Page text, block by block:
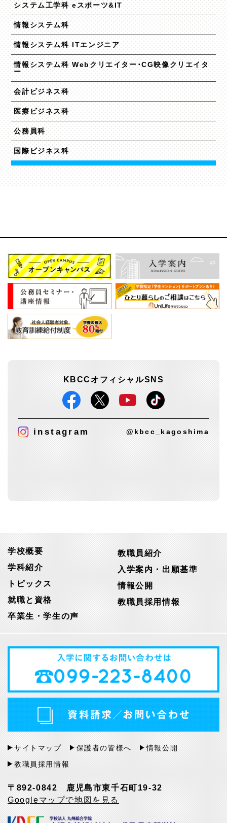
システム工学科 eスポーツ&IT
情報システム科
情報システム科 ITエンジニア
情報システム科 Webクリエイター･CG映像クリエイタ
ー
会計ビジネス科
医療ビジネス科
公務員科
国際ビジネス科
KBCCオフィシャルSNS
instagram @kbcc_kagoshima
学校概要
学科紹介
トピックス
就職と資格
卒業生・学生の声
教職員紹介
入学案内・出願基準
情報公開
教職員採用情報
〒892-0842 鹿児島市東千石町19-32
Googleマップで地図を見る
サイトマップ 保護者の皆様へ
情報公開
教職員採用情報